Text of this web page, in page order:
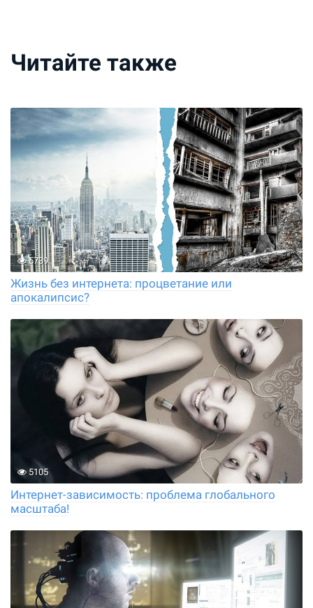
Читайте также
5739
Жизнь без интернета: процветание или
апокалипсис?
5105
Интернет-зависимость: проблема глобального
масштаба!